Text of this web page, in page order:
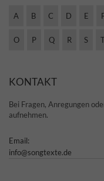
A B C D E
O P Q R S
KONTAKT
Bei Fragen, Anregungen
aufnehmen.
Email:
info@songtexte.de